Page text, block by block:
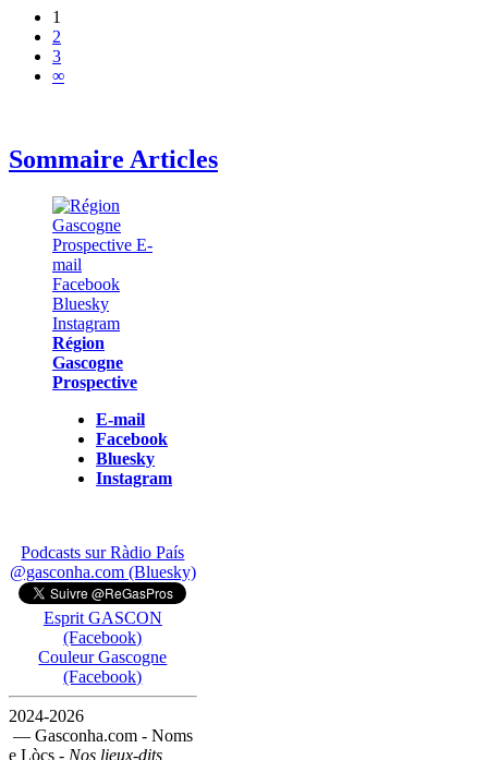
1
2
3
∞
Sommaire Articles
Région
Gascogne
Prospective
E-mail
Facebook
Bluesky
Instagram
Podcasts sur Ràdio País
@gasconha.com (Bluesky)
Esprit GASCON
(Facebook)
Couleur Gascogne
(Facebook)
2024-2026
— Gasconha.com - Noms
e Lòcs - Nos lieux-dits